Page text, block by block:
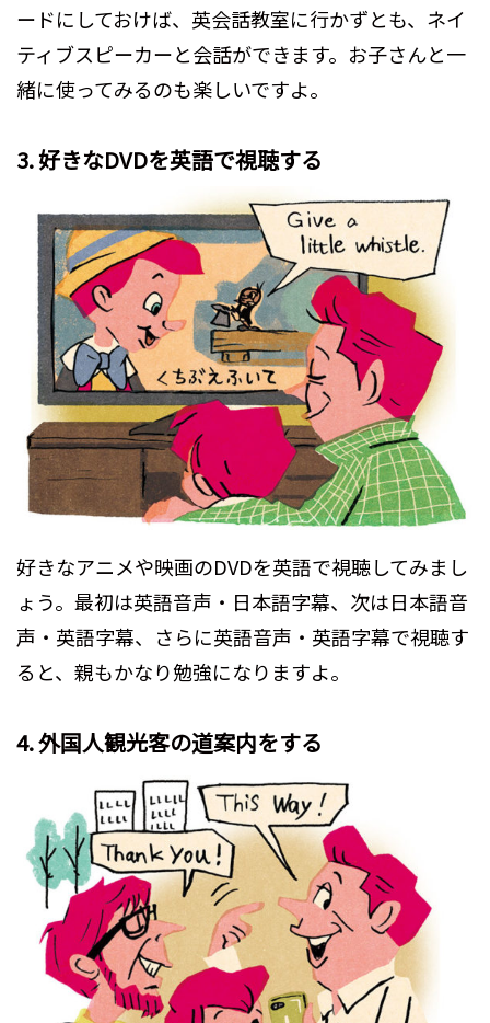
ードにしておけば、英会話教室に行かずとも、ネイ
ティブスピーカーと会話ができます。お子さんと一
緒に使ってみるのも楽しいですよ。
3. 好きなDVDを英語で視聴する
好きなアニメや映画のDVDを英語で視聴してみまし
ょう。最初は英語音声・日本語字幕、次は日本語音
声・英語字幕、さらに英語音声・英語字幕で視聴す
ると、親もかなり勉強になりますよ。
4. 外国人観光客の道案内をする